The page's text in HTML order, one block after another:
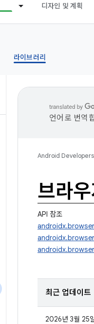
디자인 및 계획
라이브러리
언어로 번역
Android Developers
브라우
API 참조
최근 업데이트
2026년 3월 25